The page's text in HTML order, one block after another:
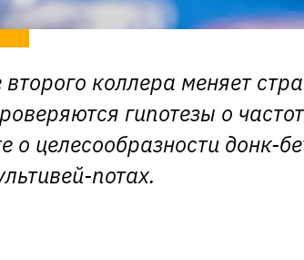
коллера меняет
гипотезы о
о целесообразности донк-
потах.